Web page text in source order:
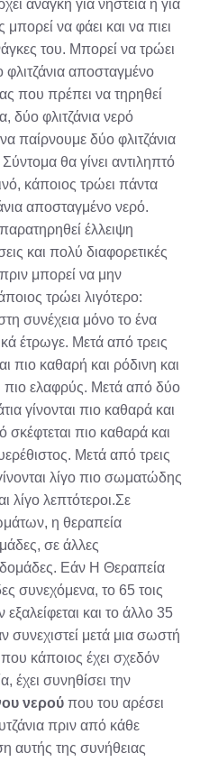
ανάγκη για νηστεία ή για
να φάει και να πιει
του. Μπορεί να τρώει
φλιτζάνια αποσταγμένο
που πρέπει να τηρηθεί
δύο φλιτζάνια νερό
παίρνουμε δύο φλιτζάνια
θα γίνει αντιληπτό
κάποιος τρώει πάντα
αποσταγμένο νερό.
έλλειψη
και πολύ διαφορετικές
μπορεί να μην
τρώει λιγότερο:
συνέχεια μόνο το ένα
έτρωγε. Μετά από τρεις
πιο καθαρή και ρόδινη και
πιο ελαφρύς. Μετά από δύο
γίνονται πιο καθαρά και
σκέφτεται πιο καθαρά και
Μετά από τρεις
λίγο πιο σωματώδης
λίγο λεπτότεροι.Σε
η θεραπεία
σε άλλες
Εάν Η Θεραπεία
συνεχόμενα, το 65 τοις
και το άλλο 35
συνεχιστεί μετά μια σωστή
κάποιος έχει σχεδόν
έχει συνηθίσει την
νερού που του αρέσει
πριν από κάθε
αυτής της συνήθειας